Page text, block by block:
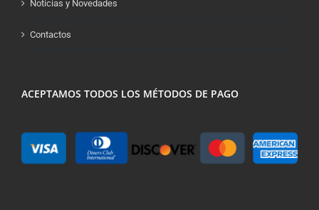
Noticias y Novedades
Contactos
ACEPTAMOS TODOS LOS MÉTODOS DE PAGO